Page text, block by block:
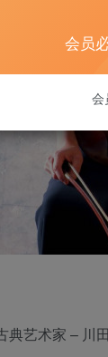
艺术家 – 川
会员
会